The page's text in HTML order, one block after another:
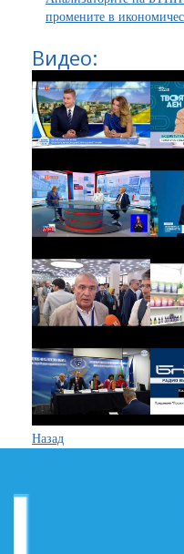
промените в
Видео:
Назад